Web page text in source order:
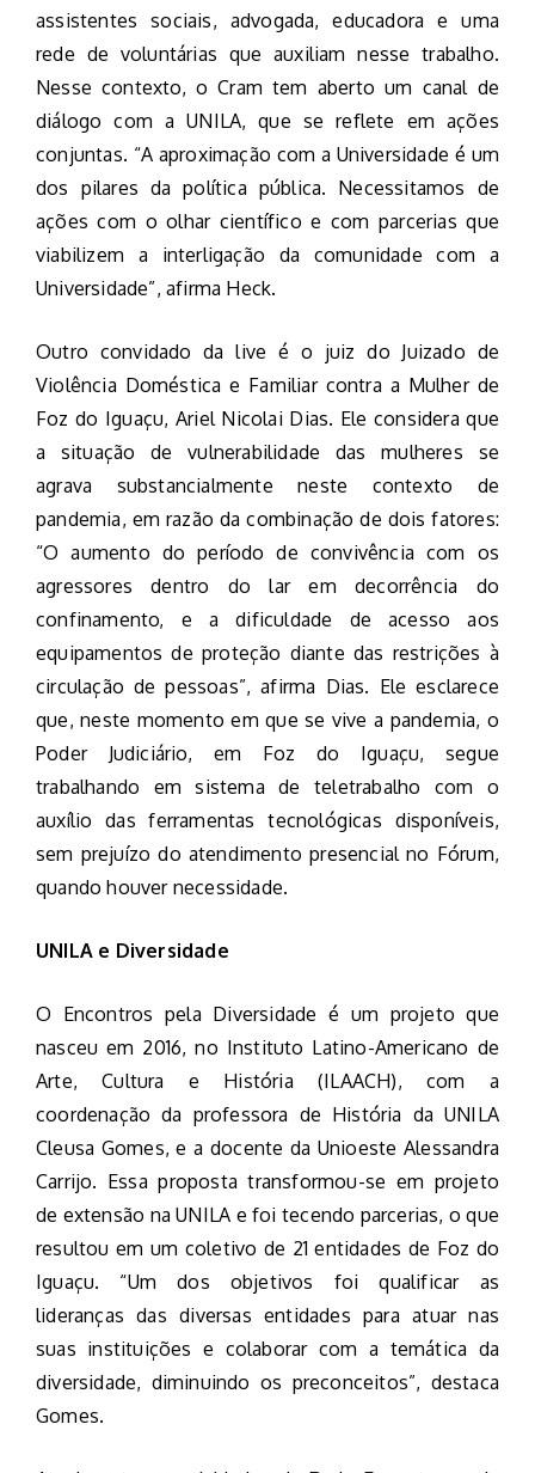
assistentes sociais, advogada, educadora e uma
rede de voluntárias que auxiliam nesse trabalho.
Nesse contexto, o Cram tem aberto um canal de
diálogo com a UNILA, que se reflete em ações
conjuntas. “A aproximação com a Universidade é um
dos pilares da política pública. Necessitamos de
ações com o olhar científico e com parcerias que
viabilizem a interligação da comunidade com a
Universidade”, afirma Heck.
Outro convidado da live é o juiz do Juizado de
Violência Doméstica e Familiar contra a Mulher de
Foz do Iguaçu, Ariel Nicolai Dias. Ele considera que
a situação de vulnerabilidade das mulheres se
agrava substancialmente neste contexto de
pandemia, em razão da combinação de dois fatores:
“O aumento do período de convivência com os
agressores dentro do lar em decorrência do
confinamento, e a dificuldade de acesso aos
equipamentos de proteção diante das restrições à
circulação de pessoas”, afirma Dias. Ele esclarece
que, neste momento em que se vive a pandemia, o
Poder Judiciário, em Foz do Iguaçu, segue
trabalhando em sistema de teletrabalho com o
auxílio das ferramentas tecnológicas disponíveis,
sem prejuízo do atendimento presencial no Fórum,
quando houver necessidade.
UNILA e Diversidade
O Encontros pela Diversidade é um projeto que
nasceu em 2016, no Instituto Latino-Americano de
Arte, Cultura e História (ILAACH), com a
coordenação da professora de História da UNILA
Cleusa Gomes, e a docente da Unioeste Alessandra
Carrijo. Essa proposta transformou-se em projeto
de extensão na UNILA e foi tecendo parcerias, o que
resultou em um coletivo de 21 entidades de Foz do
Iguaçu. “Um dos objetivos foi qualificar as
lideranças das diversas entidades para atuar nas
suas instituições e colaborar com a temática da
diversidade, diminuindo os preconceitos”, destaca
Gomes.